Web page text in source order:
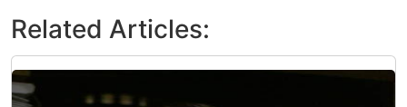
Related Articles: